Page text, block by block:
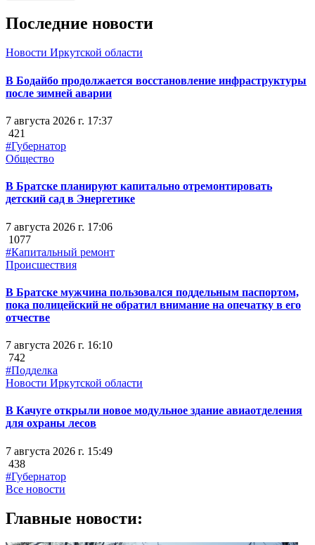
Последние новости
Новости Иркутской области
В Бодайбо продолжается восстановление инфраструктуры
после зимней аварии
7 августа 2026 г. 17:37
421
#Губернатор
Общество
В Братске планируют капитально отремонтировать
детский сад в Энергетике
7 августа 2026 г. 17:06
1077
#Капитальный ремонт
Происшествия
В Братске мужчина пользовался поддельным паспортом,
пока полицейский не обратил внимание на опечатку в его
отчестве
7 августа 2026 г. 16:10
742
#Подделка
Новости Иркутской области
В Качуге открыли новое модульное здание авиаотделения
для охраны лесов
7 августа 2026 г. 15:49
438
#Губернатор
Все новости
Главные новости: